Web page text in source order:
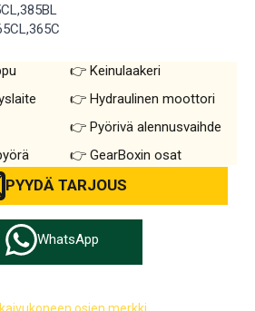
Keinulaakeri
Hydraulinen moottori
Pyörivä alennusvaihde
GearBoxin osat
PYYDÄ TARJOUS
WhatsApp